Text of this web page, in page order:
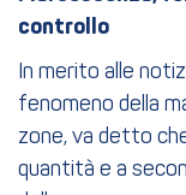
controllo
In merito alle
fenomeno della
zone, va detto
quantità e a